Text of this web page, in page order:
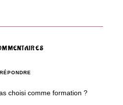
RÉPONDRE
choisi comme formation ?